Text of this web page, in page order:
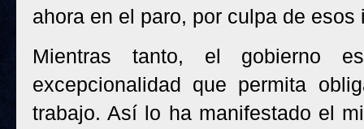
ahora en el paro, por culpa de esos
Mientras tanto, el gobierno
excepcionalidad que permita
trabajo. Así lo ha manifestado el